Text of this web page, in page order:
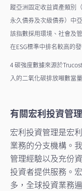
蹤亞洲固定收益資產類別
永久債券及次級債券）中
該指數採用環境、社會及
在ESG標準中排名較高的
4 碳強度數據來源於
入的二氧化碳排放噸數當
有關宏利投資管理
宏利投資管理是宏
業務的分支機構。
管理經驗以及充份
投資者提供服務。
多，全球投資業務